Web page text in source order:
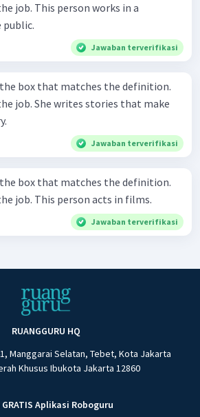
works in a
Jawaban terverifikasi
box that matches the definition.
that make
Jawaban terverifikasi
box that matches the definition.
Write the name of the job. This person acts in films.
Jawaban terverifikasi
RUANGGURU HQ
Manggarai Selatan, Tebet, Kota Jakarta
Khusus Ibukota Jakarta 12860
GRATIS Aplikasi Roboguru